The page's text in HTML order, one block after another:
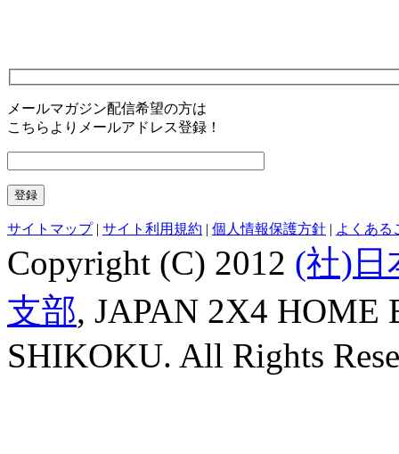
メールマガジン配信希望の方は
こちらよりメールアドレス登録！
サイトマップ| サイト利用規約 | 個人情報保護方針 | よくある
Copyright (C) 2012 (社)
支部, JAPAN 2X4 HOME
SHIKOKU. All Rights